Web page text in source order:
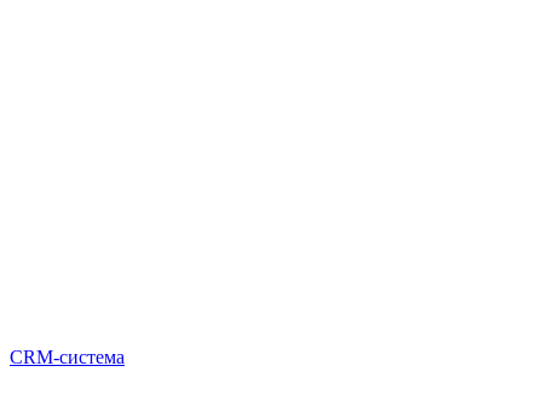
CRM-система